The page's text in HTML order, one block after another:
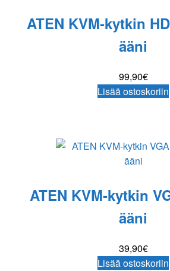
ATEN KVM-kytkin
ääni
99,90€
Lisää ostoskoriin
ATEN KVM-kytkin
ääni
39,90€
Lisää ostoskoriin